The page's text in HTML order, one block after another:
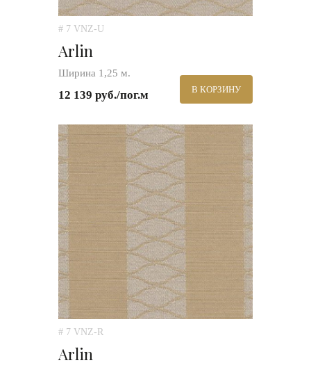
# 7 VNZ-U
Arlin
Ширина 1,25 м.
12 139 руб./пог.м В КОРЗИНУ
# 7 VNZ-R
Arlin